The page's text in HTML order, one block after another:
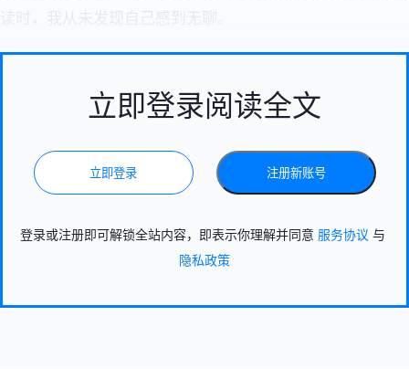
立即登录阅读全文
立即登录 注册新账号
登录或注册即可解锁全站内容，即表示你理解并同意 服务协议 与
隐私政策